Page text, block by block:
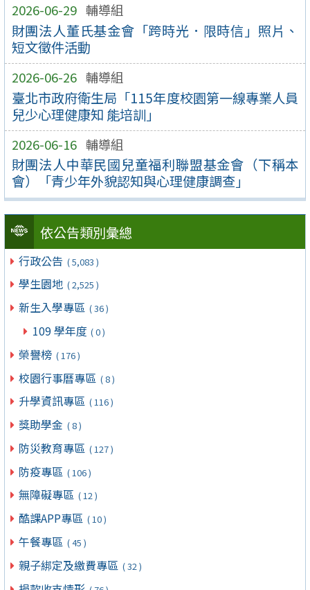
2026-06-29 輔導組
財團法人董氏基金會「跨時光．限時信」照片、
短文徵件活動
2026-06-26 輔導組
臺北市政府衛生局「115年度校園第一線專業人員
兒少心理健康知 能培訓」
2026-06-16 輔導組
財團法人中華民國兒童福利聯盟基金會（下稱本
會）「青少年外貌認知與心理健康調查」
依公告類別彙總
行政公告 ( 5,083 )
學生園地 ( 2,525 )
新生入學專區 ( 36 )
109 學年度 ( 0 )
榮譽榜 ( 176 )
校園行事曆專區 ( 8 )
升學資訊專區 ( 116 )
獎助學金 ( 8 )
防災教育專區 ( 127 )
防疫專區 ( 106 )
無障礙專區 ( 12 )
酷課APP專區 ( 10 )
午餐專區 ( 45 )
親子綁定及繳費專區 ( 32 )